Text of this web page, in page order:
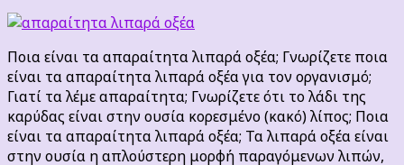
απαραίτητα
λιπαρά
οξέα;
Ποια είναι τα απαραίτητα λιπαρά οξέα; Γνωρίζετε ποια
είναι τα απαραίτητα λιπαρά οξέα για τον οργανισμό;
Γιατί τα λέμε απαραίτητα; Γνωρίζετε ότι το λάδι της
καρύδας είναι στην ουσία κορεσμένο (κακό) λίπος; Ποια
είναι τα απαραίτητα λιπαρά οξέα; Τα λιπαρά οξέα είναι
στην ουσία η απλούστερη μορφή παραγόμενων λιπών,